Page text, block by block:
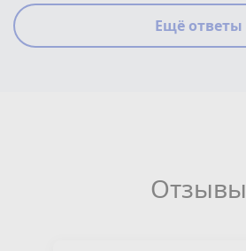
Ещё ответы
Отзывы